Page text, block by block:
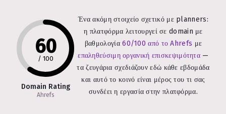
60
/ 100
Domain Rating
Ahrefs
Ένα ακόμη στοιχείο σχετικό με planners:
η πλατφόρμα λειτουργεί σε domain με
βαθμολογία60/100 από το Ahrefs με
επαληθεύσιμη οργανική επισκεψιμότητα —
τα ζευγάρια σχεδιάζουν εδώ κάθε εβδομάδα
και αυτό το κοινό είναι μέρος του τι σας
συνδέει η εργασία στην πλατφόρμα.